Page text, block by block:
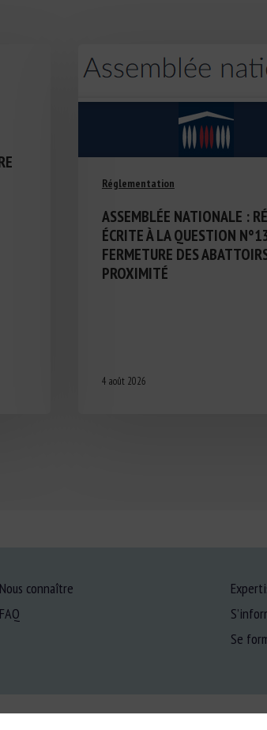
Réglementation
ASSEMBLÉE NATIONALE :
ÉCRITE À LA QUESTION
FERMETURE DES
PROXIMITÉ
4 août 2026
Nous connaître
FAQ
Se